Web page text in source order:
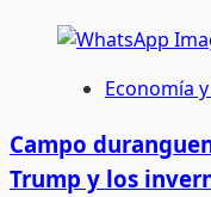
Economía
Campo
Trump y los